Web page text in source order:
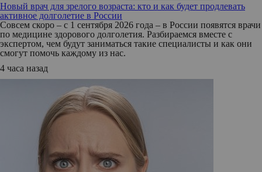
Новый врач для зрелого возраста: кто и как будет продлевать
активное долголетие в России
Совсем скоро – с 1 сентября 2026 года – в России появятся врачи
по медицине здорового долголетия. Разбираемся вместе с
экспертом, чем будут заниматься такие специалисты и как они
смогут помочь каждому из нас.
4 часа назад